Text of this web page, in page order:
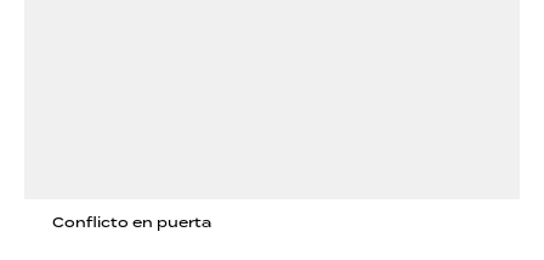
Conflicto en puerta